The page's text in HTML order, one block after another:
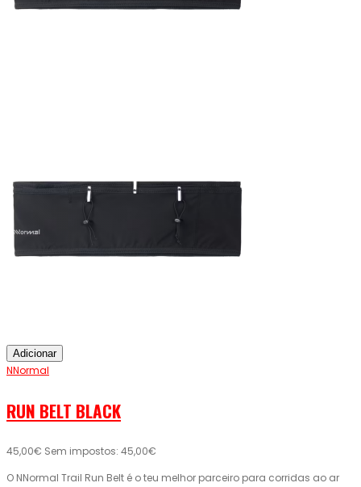
Adicionar
NNormal
RUN BELT BLACK
45,00€ Sem impostos: 45,00€
O NNormal Trail Run Belt é o teu melhor parceiro para corridas ao ar